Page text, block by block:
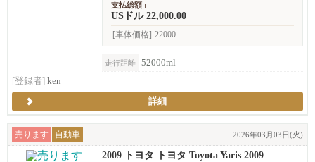
支払総額 :
USドル 22,000.00
[車体価格] 22000
走行距離
52000ml
[登録者] ken
詳細
売ります 自動車 2026年03月03日(火)
2009 トヨタ トヨタ Toyota Yaris 2009